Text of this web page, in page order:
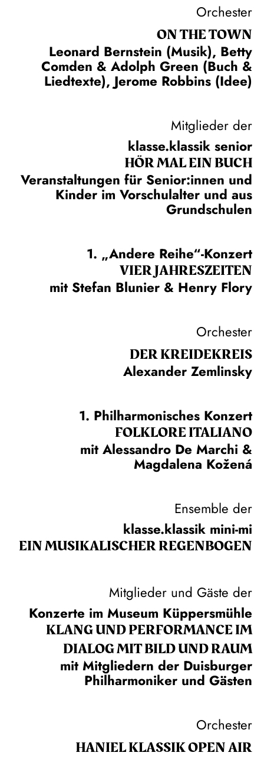
Orchester
ON THE TOWN
Leonard Bernstein (Musik), Betty
Comden & Adolph Green (Buch &
Liedtexte), Jerome Robbins (Idee)
Mitglieder der
klasse.klassik senior
HÖR MAL EIN BUCH
Veranstaltungen für Senior:innen und
Kinder im Vorschulalter und aus
Grundschulen
1. „Andere Reihe“-Konzert
VIER JAHRESZEITEN
mit Stefan Blunier & Henry Flory
Orchester
DER KREIDE­KREIS
Alexander Zemlinsky
1. Philharmonisches Konzert
FOLKLORE ITALIANO
mit Alessandro De Marchi &
Magdalena Kožená
Ensemble der
klasse.klassik mini-mi
EIN MUSIKALISCHER REGENBOGEN
Mitglieder und Gäste der
Konzerte im Museum Küppersmühle
KLANG UND PERFORMANCE IM
DIALOG MIT BILD UND RAUM
mit Mitgliedern der Duisburger
Philharmoniker und Gästen
Orchester
HANIEL KLASSIK OPEN AIR